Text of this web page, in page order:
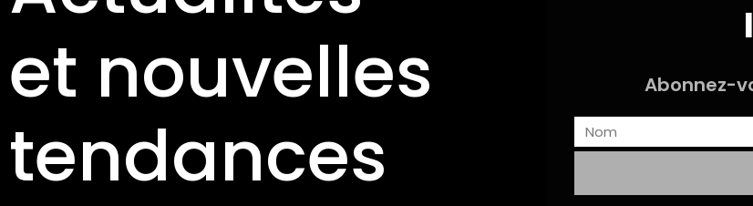
et nouvelles
tendances
Abonnez-